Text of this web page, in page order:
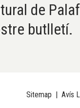
de
butlletí.
Sitemap | Avís